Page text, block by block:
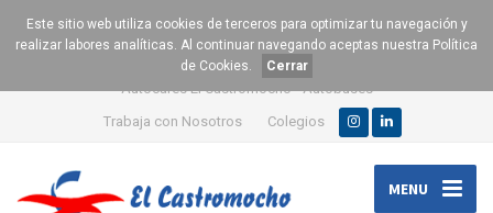
Autocares El Castromocho - Autobuses
Trabaja con Nosotros
Colegios
MENU
Este sitio web utiliza cookies de terceros para optimizar tu navegación y
realizar labores analíticas. Al continuar navegando aceptas nuestra Política
de Cookies. Cerrar